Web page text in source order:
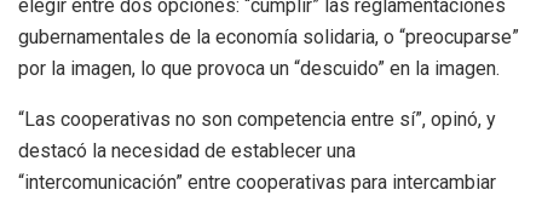
elegir entre dos opciones: “cumplir” las reglamentaciones
gubernamentales de la economía solidaria, o “preocuparse”
por la imagen, lo que provoca un “descuido” en la imagen.
“Las cooperativas no son competencia entre sí”, opinó, y
destacó la necesidad de establecer una
“intercomunicación” entre cooperativas para intercambiar